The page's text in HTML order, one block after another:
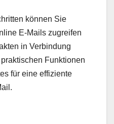
können Sie
E-Mails zugreifen
in Verbindung
Funktionen
für eine effiziente